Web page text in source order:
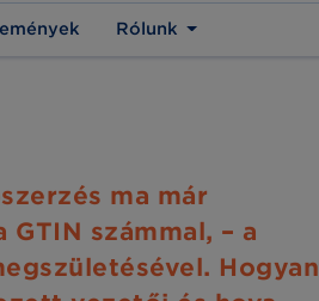
Rólunk
ma már
számmal, – a
Hogyan